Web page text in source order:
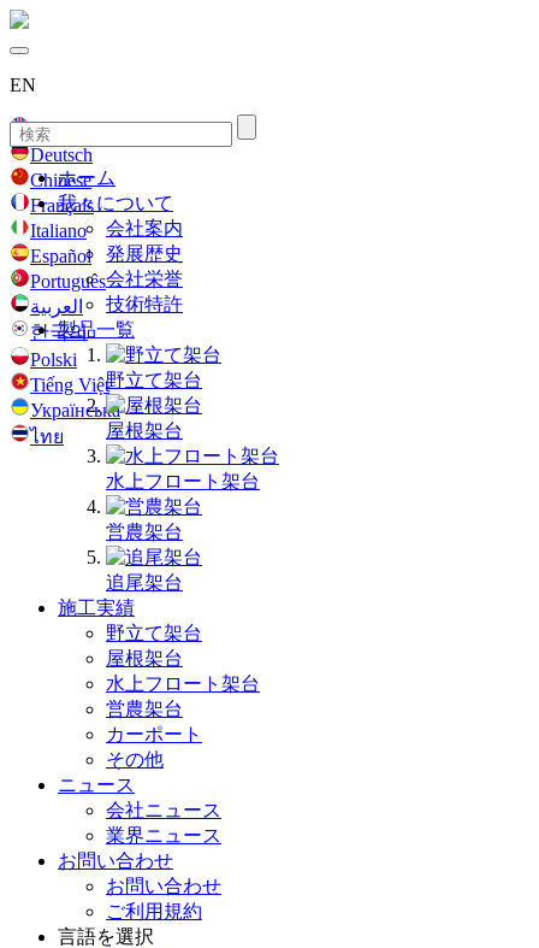
EN
English
Deutsch
Chinese
Français
Italiano
Español
Português
العربية
한국의
Polski
Tiếng Việt
Українська
ไทย
ホーム
我々について
会社案内
発展歴史
会社栄誉
技術特許
製品一覧
野立て架台
屋根架台
水上フロート架台
営農架台
追尾架台
施工実績
野立て架台
屋根架台
水上フロート架台
営農架台
カーポート
その他
ニュース
会社ニュース
業界ニュース
お問い合わせ
お問い合わせ
ご利用規約
言語を選択